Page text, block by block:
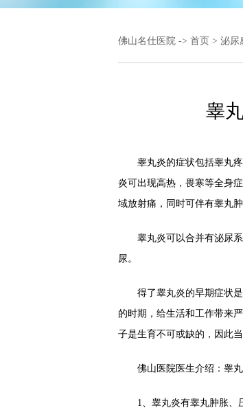
佛山名仕医院 -> 首页 > 泌尿
睾
睾丸炎的症状包括睾丸疼
炎可出现高热，畏寒等全身
域放射痛，同时可伴有睾丸
睾丸炎可以合并有泌尿系
尿。
得了睾丸炎的早期症状是
的时期，给生活和工作带来
子是生育不可或缺的，因此
佛山医院医生介绍：睾丸
1、睾丸炎有睾丸肿胀、压